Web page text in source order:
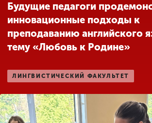
Другие виды
деятельности
Студенческая жизнь
Сведения об
образовательной
организации
Будущие педагоги
инновационные подходы к
преподаванию английского
тему «Любовь к Родине»
ЛИНГВИСТИЧЕСКИЙ ФАКУЛЬТЕТ